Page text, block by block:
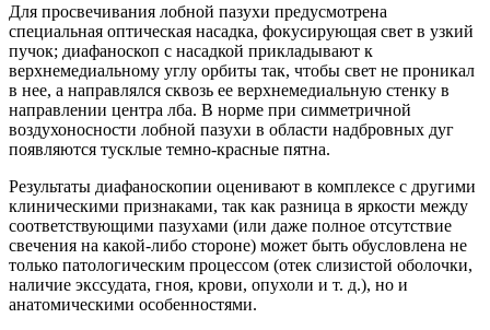
Для просвечивания лобной пазухи предусмотрена
специальная оптическая насадка, фокусирующая свет в узкий
пучок; диафаноскоп с насадкой прикладывают к
верхнемедиальному углу орбиты так, чтобы свет не проникал
в нее, а направлялся сквозь ее верхнемедиальную стенку в
направлении центра лба. В норме при симметричной
воздухоносности лобной пазухи в области надбровных дуг
появляются тусклые темно-красные пятна.
Результаты диафаноскопии оценивают в комплексе с другими
клиническими признаками, так как разница в яркости между
соответствующими пазухами (или даже полное отсутствие
свечения на какой-либо стороне) может быть обусловлена не
только патологическим процессом (отек слизистой оболочки,
наличие экссудата, гноя, крови, опухоли и т. д.), но и
анатомическими особенностями.